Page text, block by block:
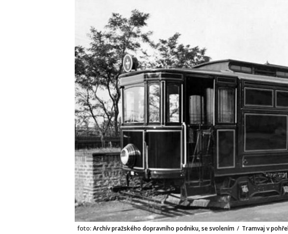
foto: Archív pražského dopravního podniku, se svolením / Tramvaj v